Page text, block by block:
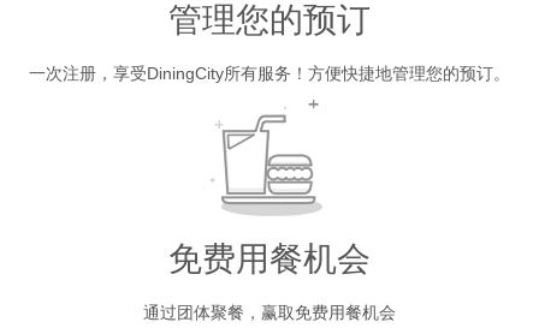
管理您的预订
一次注册，享受DiningCity所有服务！方便快捷地管理您的预订。
免费用餐机会
通过团体聚餐，赢取免费用餐机会